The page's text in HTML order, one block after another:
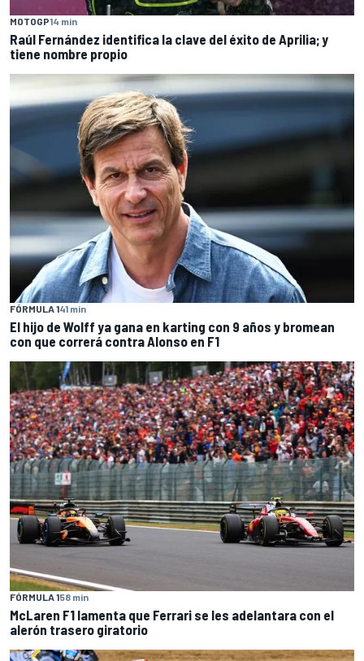
MOTOGP14 min
Raúl Fernández identifica la clave del éxito de Aprilia; y
tiene nombre propio
FÓRMULA 141 min
El hijo de Wolff ya gana en karting con 9 años y bromean
con que correrá contra Alonso en F1
FÓRMULA 158 min
McLaren F1 lamenta que Ferrari se les adelantara con el
alerón trasero giratorio